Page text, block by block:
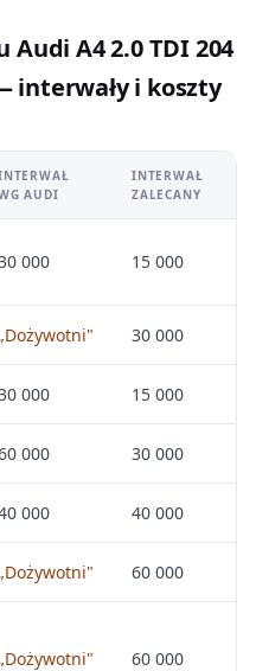
A4 2.0 TDI 204
interwały i koszty
AUDI
INTERWAŁ
ZALECANY
000 15 000
30 000
000 15 000
000 30 000
000 40 000
60 000
60 000